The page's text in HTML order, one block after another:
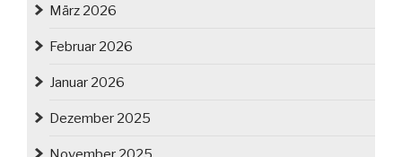
März 2026
Februar 2026
Januar 2026
Dezember 2025